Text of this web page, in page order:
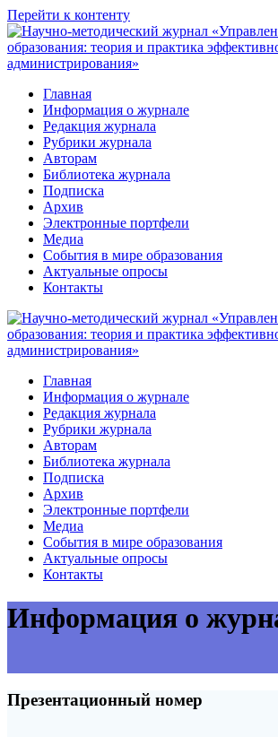
Перейти к контенту
Главная
Информация о журнале
Редакция журнала
Рубрики журнала
Авторам
Библиотека журнала
Подписка
Архив
Электронные портфели
Медиа
События в мире образования
Актуальные опросы
Контакты
Главная
Информация о журнале
Редакция журнала
Рубрики журнала
Авторам
Библиотека журнала
Подписка
Архив
Электронные портфели
Медиа
События в мире образования
Актуальные опросы
Контакты
Информация о
Презентационный номер